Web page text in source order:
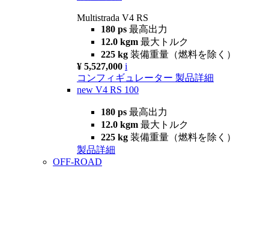
Multistrada V4 RS
180 ps 最高出力
12.0 kgm 最大トルク
225 kg 装備重量（燃料を除く）
¥ 5,527,000 i
コンフィギュレーター 製品詳細
new V4 RS 100
180 ps 最高出力
12.0 kgm 最大トルク
225 kg 装備重量（燃料を除く）
製品詳細
OFF-ROAD